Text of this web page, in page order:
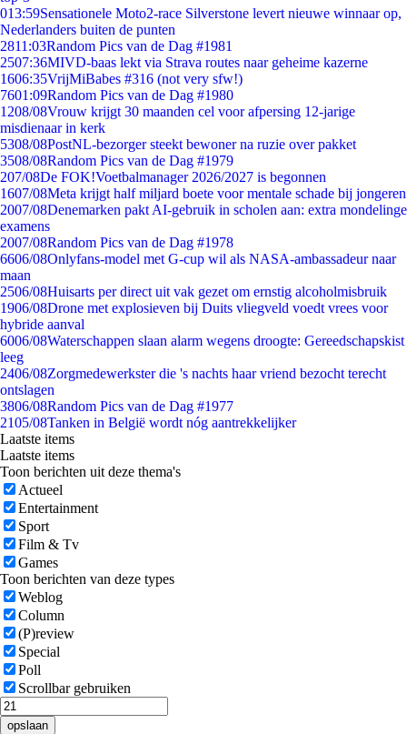
013:59Sensationele Moto2-race Silverstone levert nieuwe winnaar op,
Nederlanders buiten de punten
2811:03Random Pics van de Dag #1981
2507:36MIVD-baas lekt via Strava routes naar geheime kazerne
1606:35VrijMiBabes #316 (not very sfw!)
7601:09Random Pics van de Dag #1980
1208/08Vrouw krijgt 30 maanden cel voor afpersing 12-jarige
misdienaar in kerk
5308/08PostNL-bezorger steekt bewoner na ruzie over pakket
3508/08Random Pics van de Dag #1979
207/08De FOK!Voetbalmanager 2026/2027 is begonnen
1607/08Meta krijgt half miljard boete voor mentale schade bij jongeren
2007/08Denemarken pakt AI-gebruik in scholen aan: extra mondelinge
examens
2007/08Random Pics van de Dag #1978
6606/08Onlyfans-model met G-cup wil als NASA-ambassadeur naar
maan
2506/08Huisarts per direct uit vak gezet om ernstig alcoholmisbruik
1906/08Drone met explosieven bij Duits vliegveld voedt vrees voor
hybride aanval
6006/08Waterschappen slaan alarm wegens droogte: Gereedschapskist
leeg
2406/08Zorgmedewerkster die 's nachts haar vriend bezocht terecht
ontslagen
3806/08Random Pics van de Dag #1977
2105/08Tanken in België wordt nóg aantrekkelijker
Laatste items
Laatste items
Toon berichten uit deze thema's
Actueel
Entertainment
Sport
Film & Tv
Games
Toon berichten van deze types
Weblog
Column
(P)review
Special
Poll
Scrollbar gebruiken
opslaan